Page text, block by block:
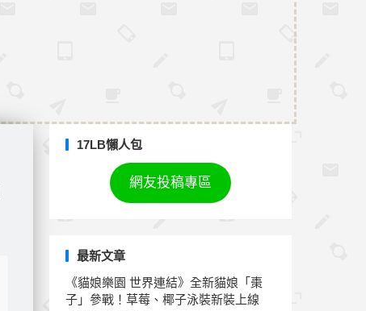
17LB懶人包
網友投稿專區
最新文章
《貓娘樂園 世界連結》全新貓娘「棗
子」參戰！草莓、椰子泳裝新裝上線